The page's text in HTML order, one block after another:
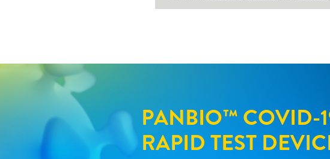
PANBIO™ COVID-
RAPID TEST